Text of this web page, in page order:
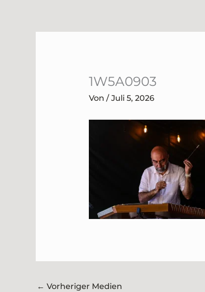
1W5A0903
Von / Juli 5, 2026
← Vorheriger Medien